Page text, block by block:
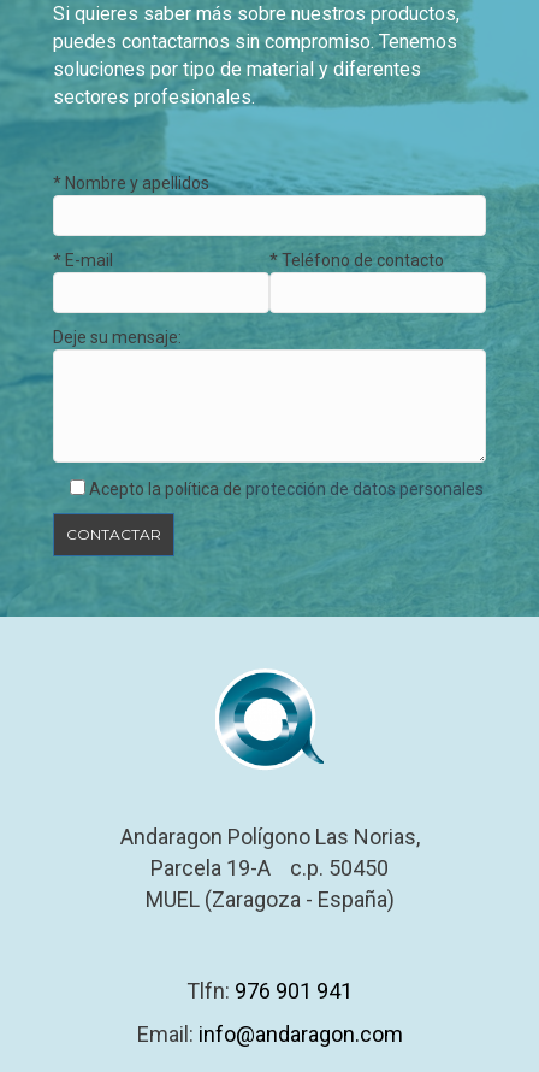
Si quieres saber más sobre nuestros productos,
puedes contactarnos sin compromiso. Tenemos
soluciones por tipo de material y diferentes
sectores profesionales.
* Nombre y apellidos
* E-mail * Teléfono de contacto
Deje su mensaje:
Acepto la política de protección de datos personales
Andaragon Polígono Las Norias,
Parcela 19-A c.p. 50450
MUEL (Zaragoza - España)
Tlfn: 976 901 941
Email: info@andaragon.com